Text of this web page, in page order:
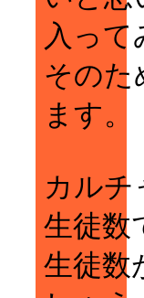
入っ
そのた
ます。
カルチ
生徒数
生徒数